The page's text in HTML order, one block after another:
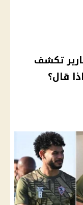
تكشف
قال؟